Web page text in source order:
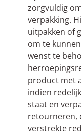
zorgvuldig
verpakking.
uitpakken of
om te
wenst te
product met
indien
staat en
retourneren,
verstrekte